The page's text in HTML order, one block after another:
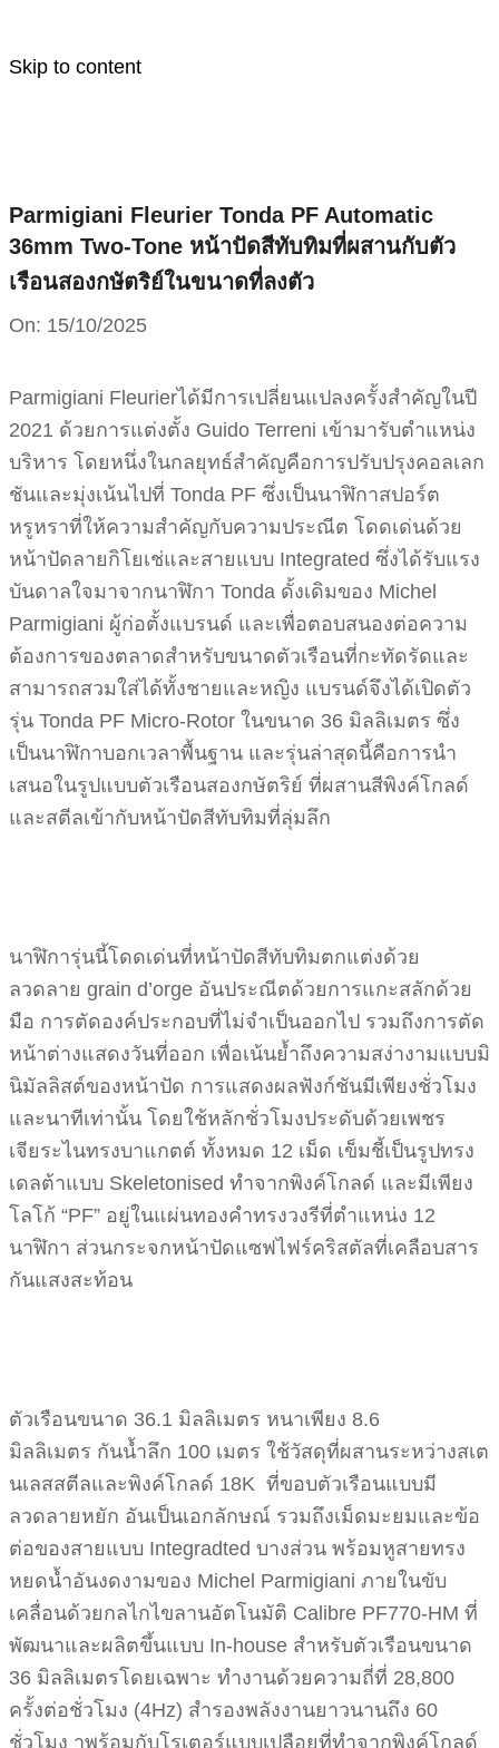
Skip to content
Parmigiani Fleurier Tonda PF Automatic
36mm Two-Tone หน้าปัดสีทับทิมที่ผสานกับตัว
เรือนสองกษัตริย์ในขนาดที่ลงตัว
On: 15/10/2025
Parmigiani Fleurierได้มีการเปลี่ยนแปลงครั้งสำคัญในปี
2021 ด้วยการแต่งตั้ง Guido Terreni เข้ามารับตำแหน่ง
บริหาร โดยหนึ่งในกลยุทธ์สำคัญคือการปรับปรุงคอลเลก
ชันและมุ่งเน้นไปที่ Tonda PF ซึ่งเป็นนาฬิกาสปอร์ต
หรูหราที่ให้ความสำคัญกับความประณีต โดดเด่นด้วย
หน้าปัดลายกิโยเช่และสายแบบ Integrated ซึ่งได้รับแรง
บันดาลใจมาจากนาฬิกา Tonda ดั้งเดิมของ Michel
Parmigiani ผู้ก่อตั้งแบรนด์ และเพื่อตอบสนองต่อความ
ต้องการของตลาดสำหรับขนาดตัวเรือนที่กะทัดรัดและ
สามารถสวมใส่ได้ทั้งชายและหญิง แบรนด์จึงได้เปิดตัว
รุ่น Tonda PF Micro-Rotor ในขนาด 36 มิลลิเมตร ซึ่ง
เป็นนาฬิกาบอกเวลาพื้นฐาน และรุ่นล่าสุดนี้คือการนำ
เสนอในรูปแบบตัวเรือนสองกษัตริย์ ที่ผสานสีพิงค์โกลด์
และสตีลเข้ากับหน้าปัดสีทับทิมที่ลุ่มลึก
นาฬิการุ่นนี้โดดเด่นที่หน้าปัดสีทับทิมตกแต่งด้วย
ลวดลาย grain d’orge อันประณีตด้วยการแกะสลักด้วย
มือ การตัดองค์ประกอบที่ไม่จำเป็นออกไป รวมถึงการตัด
หน้าต่างแสดงวันที่ออก เพื่อเน้นย้ำถึงความสง่างามแบบมิ
นิมัลลิสต์ของหน้าปัด การแสดงผลฟังก์ชันมีเพียงชั่วโมง
และนาทีเท่านั้น โดยใช้หลักชั่วโมงประดับด้วยเพชร
เจียระไนทรงบาแกตต์ ทั้งหมด 12 เม็ด เข็มชี้เป็นรูปทรง
เดลต้าแบบ Skeletonised ทำจากพิงค์โกลด์ และมีเพียง
โลโก้ “PF” อยู่ในแผ่นทองคำทรงวงรีที่ตำแหน่ง 12
นาฬิกา ส่วนกระจกหน้าปัดแซฟไฟร์คริสตัลที่เคลือบสาร
กันแสงสะท้อน
ตัวเรือนขนาด 36.1 มิลลิเมตร หนาเพียง 8.6
มิลลิเมตร กันน้ำลึก 100 เมตร ใช้วัสดุที่ผสานระหว่างสเต
นเลสสตีลและพิงค์โกลด์ 18K ที่ขอบตัวเรือนแบบมี
ลวดลายหยัก อันเป็นเอกลักษณ์ รวมถึงเม็ดมะยมและข้อ
ต่อของสายแบบ Integradted บางส่วน พร้อมหูสายทรง
หยดน้ำอันงดงามของ Michel Parmigiani ภายในขับ
เคลื่อนด้วยกลไกไขลานอัตโนมัติ Calibre PF770-HM ที่
พัฒนาและผลิตขึ้นแบบ In-house สำหรับตัวเรือนขนาด
36 มิลลิเมตรโดยเฉพาะ ทำงานด้วยความถี่ที่ 28,800
ครั้งต่อชั่วโมง (4Hz) สำรองพลังงานยาวนานถึง 60
ชั่วโมง าพร้อมกับโรเตอร์แบบเปลือยที่ทำจากพิงค์โกลด์